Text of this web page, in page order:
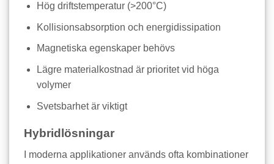
Hög driftstemperatur (>200°C)
Kollisionsabsorption och energidissipation
Magnetiska egenskaper behövs
Lägre materialkostnad är prioritet vid höga
volymer
Svetsbarhet är viktigt
Hybridlösningar
I moderna applikationer används ofta kombinationer